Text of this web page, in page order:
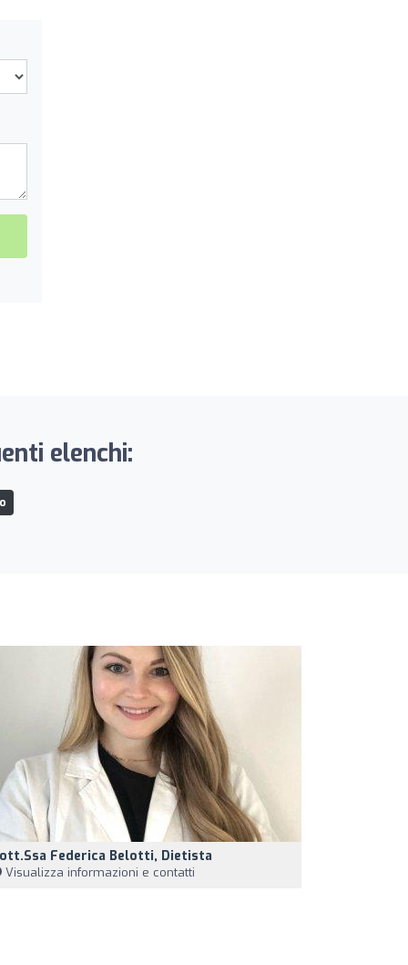
elenchi:
Federica Belotti, Dietista
Visualizza informazioni e contatti